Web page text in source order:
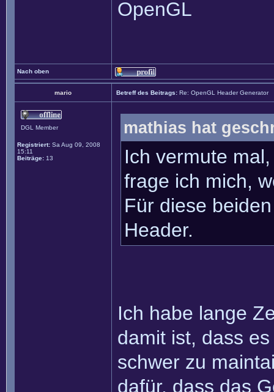
OpenGL
Nach oben
mario Betreff des Beitrags: Re: OpenGL Header Generator
DGL Member
Registriert: Sa Aug 09, 2008
15:11
Beiträge: 13
mathias hat
Ich vermute
frage ich mich,
Für diese
Header.
Ich habe lange
damit ist, dass
schwer zu
dafür, dass das